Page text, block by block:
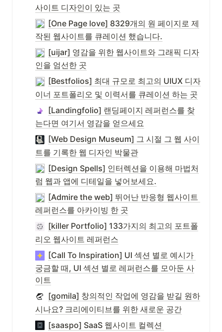
사이트 디자인이 있는 곳
[One Page love] 8329개의 원 페이지로 제
작된 웹사이트를 큐레이션 했습니다.
[uijar] 영감을 위한 웹사이트와 그래픽 디자
인을 엄선한 곳
[Bestfolios] 최대 규모로 최고의 UIUX 디자
이너 포트폴리오 및 이력서를 큐레이션 하는 곳
[Landingfolio] 랜딩페이지 레퍼런스를 찾
는다면 여기서 영감을 얻으세요
[Web Design Museum] 그 시절 그 웹 사이
트를 기록한 웹 디자인 박물관
[Design Spells] 인터렉션을 이용해 마법처
럼 웹과 앱에 디테일을 넣어보세요.
[Admire the web] 뛰어난 반응형 웹사이트
레퍼런스를 아카이빙 한 곳
[killer Portfolio] 133가지의 최고의 포트폴
리오 웹사이트 레퍼런스
[Call To Inspiration] UI 섹션 별로 예시가
궁금할 때, UI 섹션 별로 레퍼런스를 모아둔 사
이트
[gomila] 창의적인 작업에 영감을 받길 원하
시나요? 크리에이티브를 위한 새로운 공간
[saaspo] SaaS 웹사이트 컬렉션